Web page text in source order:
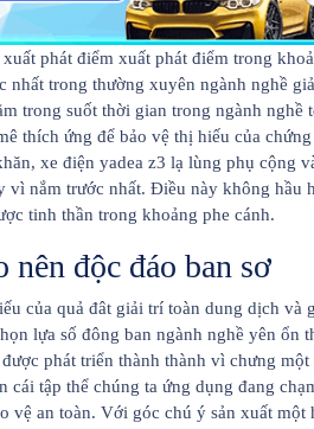
phát điểm xuất phát điểm trong
trong thường xuyên ngành nghề
trong suốt thời gian trong ngành nghề
thích ứng để bảo vệ thị hiếu của
xe điện yadea z3 lạ lùng phụ cộng
nắm trước nhất. Điều này không hầu
tinh thần trong khoảng phe cánh.
nên độc đáo ban sơ
của quả đât giải trí toàn dung dịch và
lựa số đông ban ngành nghề yên ổn
phát triển thành thành vì chưng
tập thể chúng ta ứng dụng đang
vệ an toàn. Với góc chú ý sản xuất một